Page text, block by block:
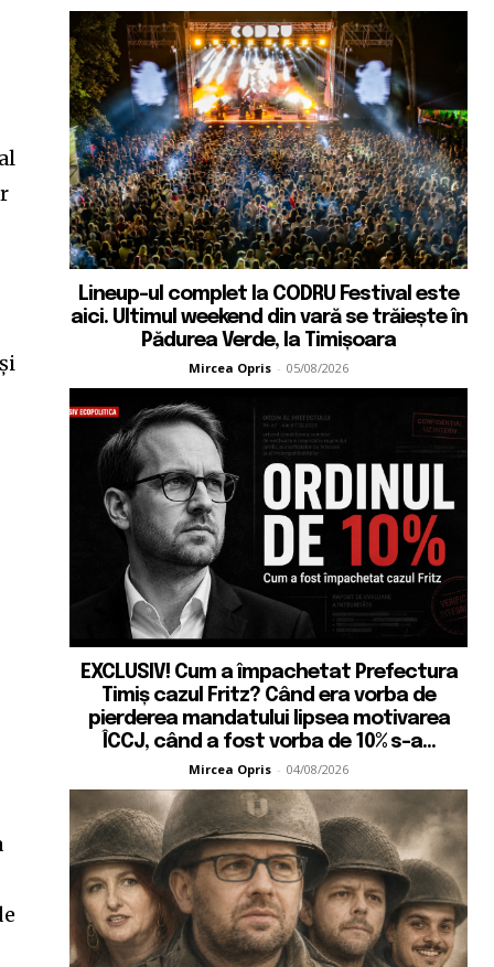
Lineup-ul complet la CODRU Festival este
aici. Ultimul weekend din vară se trăiește în
Pădurea Verde, la Timișoara
Mircea Opris - 05/08/2026
EXCLUSIV! Cum a împachetat Prefectura
Timiș cazul Fritz? Când era vorba de
pierderea mandatului lipsea motivarea
ÎCCJ, când a fost vorba de 10% s-a...
Mircea Opris - 04/08/2026